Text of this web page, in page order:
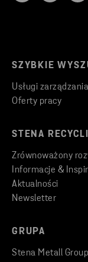
SZYBKIE
Usługi
Oferty pracy
STENA
Zrównoważony
Informacje &
Aktualności
Newsletter
GRUPA
Stena Metall Group